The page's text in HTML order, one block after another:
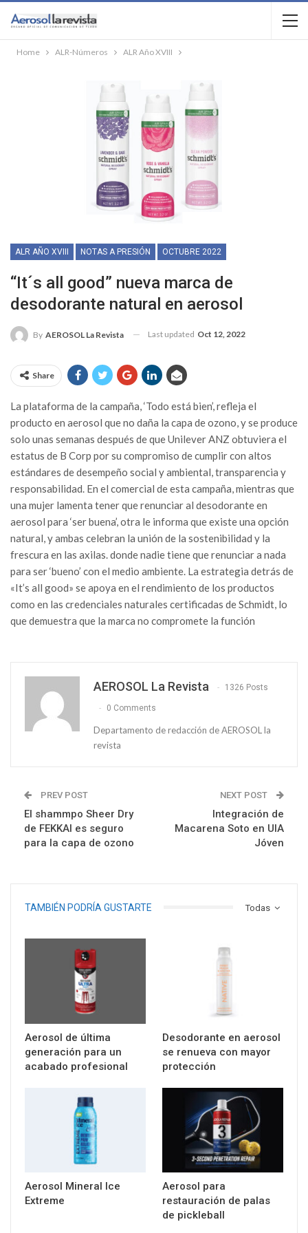
Home ALR-Números ALR Año XVIII
ALR AÑO XVIII NOTAS A PRESIÓN OCTUBRE 2022
“It´s all good” nueva marca de
desodorante natural en aerosol
By AEROSOL La Revista Last updated Oct 12, 2022
Share
La plataforma de la campaña, ‘Todo está bien’, refleja el
producto en aerosol que no daña la capa de ozono, y se produce
solo unas semanas después de que Unilever ANZ obtuviera el
estatus de B Corp por su compromiso de cumplir con altos
estándares de desempeño social y ambiental, transparencia y
responsabilidad. En el comercial de esta campaña, mientras que
una mujer lamenta tener que renunciar al desodorante en
aerosol para ‘ser buena’, otra le informa que existe una opción
natural, y ambas celebran la unión de la sostenibilidad y la
frescura en las axilas. donde nadie tiene que renunciar a nada
para ser ‘bueno’ con el medio ambiente. La estrategia detrás de
«It’s all good» se apoya en el rendimiento de los productos
como en las credenciales naturales certificadas de Schmidt, lo
que demuestra que la marca no compromete la función
AEROSOL La Revista 1326 Posts
0 Comments
Departamento de redacción de AEROSOL la
revista
PREV POST
El shammpo Sheer Dry
de FEKKAI es seguro
para la capa de ozono
NEXT POST
Integración de
Macarena Soto en UIA
Jóven
Todas
TAMBIÉN PODRÍA GUSTARTE
Aerosol de última
generación para un
acabado profesional
Desodorante en aerosol
se renueva con mayor
protección
Aerosol Mineral Ice
Extreme
Aerosol para
restauración de palas
de pickleball